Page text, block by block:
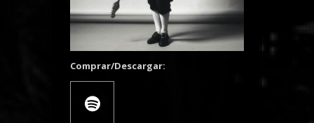
Comprar/Descargar: